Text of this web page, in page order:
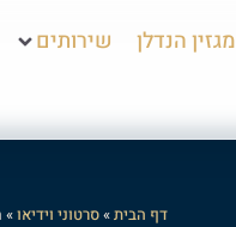
מגזין הנדלן שירותים
דף הבית»סרטוני וידיאו»